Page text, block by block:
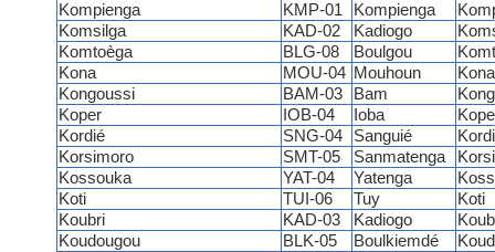
Kompienga
KMP-01 Kompienga
Komsilga
KAD-02 Kadiogo
Komtoèga
BLG-08 Boulgou
Kona
MOU-04 Mouhoun
Kona
Kongoussi
BAM-03 Bam
Koper
IOB-04 Ioba
Kordié
SNG-04 Sanguié
Korsimoro
SMT-05 Sanmatenga
Kossouka
YAT-04 Yatenga
Koti
TUI-06 Tuy
Koti
Koubri
KAD-03 Kadiogo
Koudougou
BLK-05 Boulkiemdé